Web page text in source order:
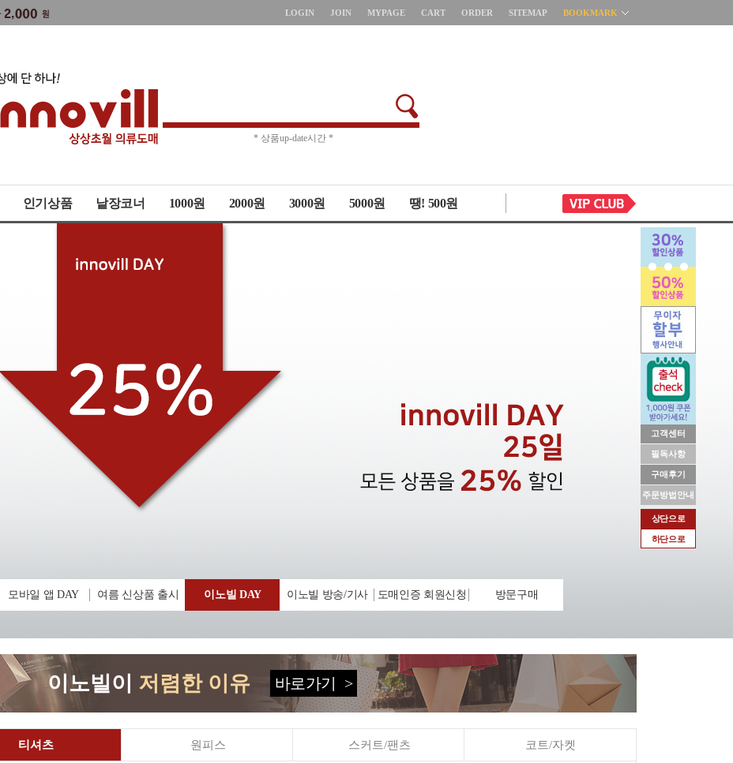
고객센터
필독사항
구매후기
주문방법안내
상단으로
하단으로
LOGIN JOIN MYPAGE CART ORDER SITEMAP BOOKMARK
* 주문취소 제한 *
인기상품 낱장코너 1000원 2000원 3000원 5000원 땡! 500원
모바일 앱 DAY 여름 신상품 출시 이노빌 DAY 이노빌 방송/기사 도매인증 회원신청 방문구매
이노빌이 저렴한 이유 바로가기 >
티셔츠 원피스 스커트/팬츠 코트/자켓